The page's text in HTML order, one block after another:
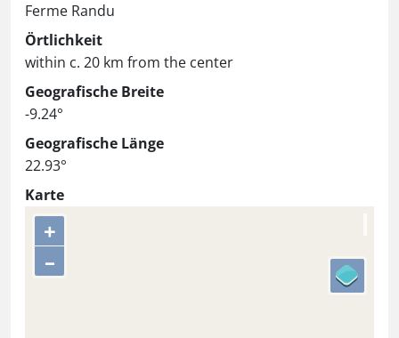
Ferme Randu
Örtlichkeit
within c. 20 km from the center
Geografische Breite
-9.24°
Geografische Länge
22.93°
Karte
+
–